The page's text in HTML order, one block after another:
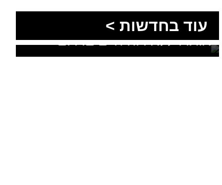
עוד בחדשות >
בתוך חצי שעה: שני בני אדם
אותרו ללא רוח חיים בדרום